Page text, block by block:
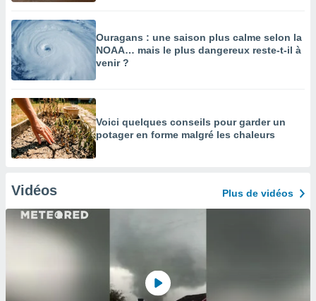
Ouragans : une saison plus calme selon la
NOAA… mais le plus dangereux reste-t-il à
venir ?
Voici quelques conseils pour garder un
potager en forme malgré les chaleurs
Vidéos Plus de vidéos